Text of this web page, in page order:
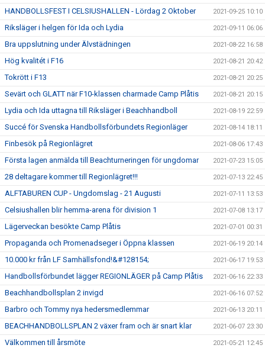
HANDBOLLSFEST I CELSIUSHALLEN - Lördag 2 Oktober 2021-09-25 10:10
Riksläger i helgen för Ida och Lydia 2021-09-11 06:06
Bra uppslutning under Älvstädningen 2021-08-22 16:58
Hög kvalitét i F16 2021-08-21 20:42
Tokrött i F13 2021-08-21 20:25
Sevärt och GLATT när F10-klassen charmade Camp Plåtis 2021-08-21 20:15
Lydia och Ida uttagna till Riksläger i Beachhandboll 2021-08-19 22:59
Succé för Svenska Handbollsförbundets Regionläger 2021-08-14 18:11
Finbesök på Regionlägret 2021-08-06 17:43
Första lagen anmälda till Beachturneringen för ungdomar 2021-07-23 15:05
28 deltagare kommer till Regionlägret!!! 2021-07-13 22:45
ALFTABUREN CUP - Ungdomslag - 21 Augusti 2021-07-11 13:53
Celsiushallen blir hemma-arena för division 1 2021-07-08 13:17
Lägerveckan besökte Camp Plåtis 2021-07-01 00:31
Propaganda och Promenadseger i Öppna klassen 2021-06-19 20:14
10.000 kr från LF Samhällsfond!&#128154; 2021-06-17 19:53
Handbollsförbundet lägger REGIONLÄGER på Camp Plåtis 2021-06-16 22:33
Beachhandbollsplan 2 invigd 2021-06-16 07:52
Barbro och Tommy nya hedersmedlemmar 2021-06-13 20:11
BEACHHANDBOLLSPLAN 2 växer fram och är snart klar 2021-06-07 23:30
Välkommen till årsmöte 2021-05-21 12:45